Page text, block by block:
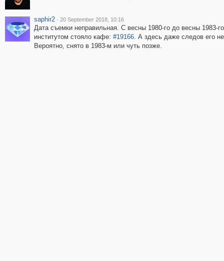
saphir2 · 20 September 2018, 10:16
Дата съемки неправильная. С весны 1980-го до весны 1983-
институтом стояло кафе: #19166. А здесь даже следов его
Вероятно, снято в 1983-м или чуть позже.